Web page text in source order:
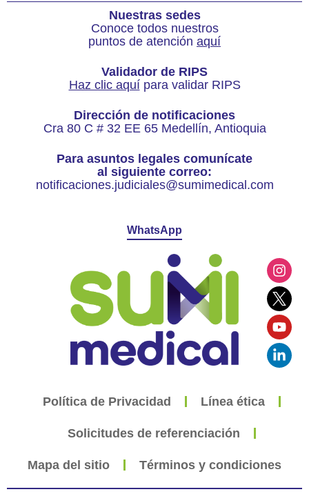
Nuestras sedes
Conoce todos nuestros
puntos de atención aquí
Validador de RIPS
Haz clic aquípara validar RIPS
Dirección de notificaciones
Cra 80 C # 32 EE 65 Medellín, Antioquia
Para asuntos legales comunícate
al siguiente correo:
notificaciones.judiciales@sumimedical.com
WhatsApp
Política de Privacidad Línea ética
Solicitudes de referenciación
Mapa del sitio Términos y condiciones